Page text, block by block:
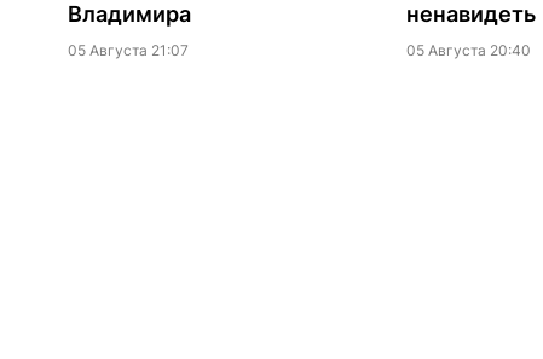
Владимира
05 Августа 21:07
ненавидеть
05 Августа 20:40